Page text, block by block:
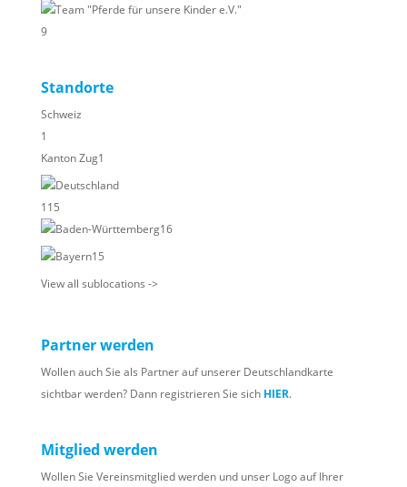
Team "Pferde für unsere Kinder e.V."
9
Standorte
Schweiz
1
Kanton Zug1
Deutschland
115
Baden-Württemberg16
Bayern15
View all sublocations ->
Partner werden
Wollen auch Sie als Partner auf unserer Deutschlandkarte
sichtbar werden? Dann registrieren Sie sich HIER.
Mitglied werden
Wollen Sie Vereinsmitglied werden und unser Logo auf Ihrer